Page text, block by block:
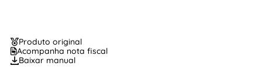
Produto original
Acompanha nota fiscal
Baixar manual